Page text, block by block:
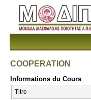
COOPERATION
Informations du Cours
Titre